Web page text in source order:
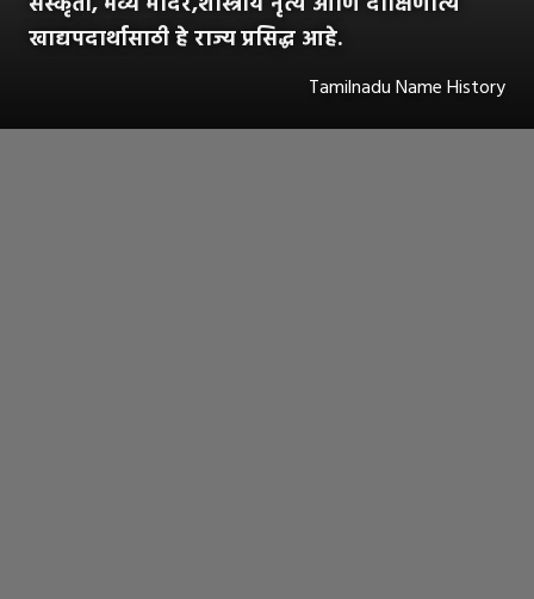
खाद्यपदार्थासाठी हे राज्य प्रसिद्ध आहे.
Tamilnadu Name History